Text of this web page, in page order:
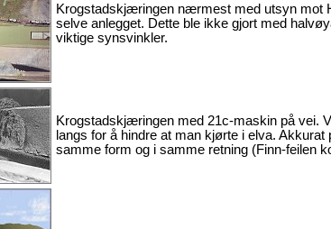
Krogstadskjæringen nærmest med utsyn mot
selve anlegget. Dette ble ikke gjort med
viktige synsvinkler.
Krogstadskjæringen med 21c-maskin på vei.
langs for å hindre at man kjørte i elva.
samme form og i samme retning (Finn-feilen